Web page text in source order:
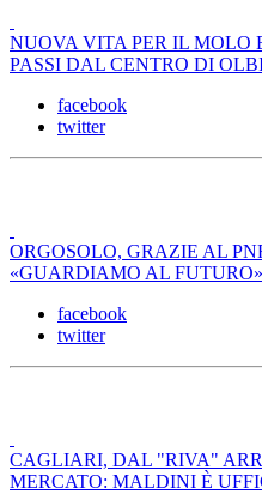
NUOVA VITA PER IL MOLO
PASSI DAL CENTRO DI
facebook
twitter
ORGOSOLO, GRAZIE AL
«GUARDIAMO AL FUTURO»
facebook
twitter
CAGLIARI, DAL "RIVA"
MERCATO: MALDINI È